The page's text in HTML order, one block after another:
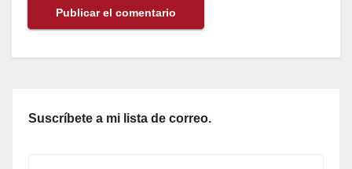
Suscríbete a mi lista de correo.